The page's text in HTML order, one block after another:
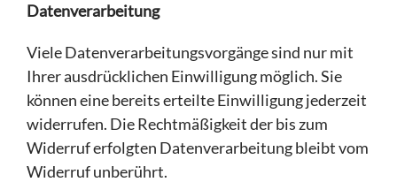
Datenverarbeitung
Viele Datenverarbeitungsvorgänge sind nur mit
Ihrer ausdrücklichen Einwilligung möglich. Sie
können eine bereits erteilte Einwilligung jederzeit
widerrufen. Die Rechtmäßigkeit der bis zum
Widerruf erfolgten Datenverarbeitung bleibt vom
Widerruf unberührt.